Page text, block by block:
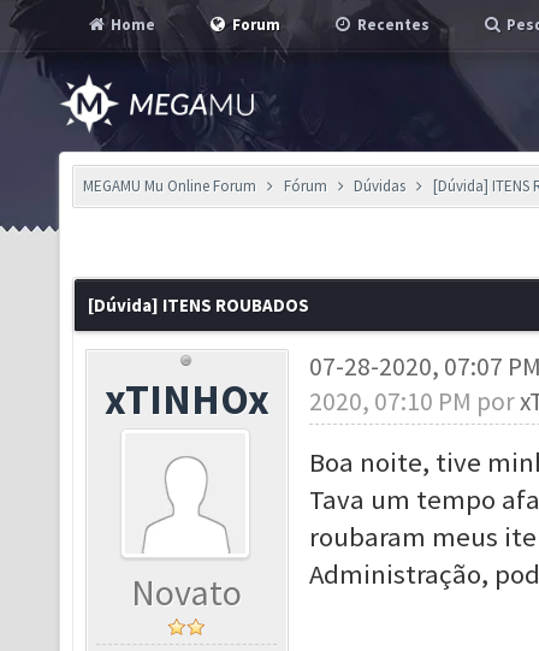
Home Forum Recentes
MEGAMU Mu Online Forum Fórum Dúvidas [Dúvida] ITENS
[Dúvida] ITENS ROUBADOS
xTINHOx
Novato
07-28-2020, 07:07
2020, 07:10 PM por
Boa noite, tive
Tava um tempo
roubaram meus
Administração,